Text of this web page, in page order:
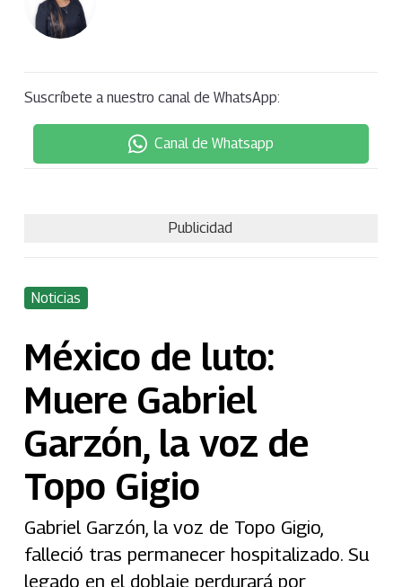
Suscríbete a nuestro canal de WhatsApp:
Canal de Whatsapp
Publicidad
Noticias
México de luto:
Muere Gabriel
Garzón, la voz de
Topo Gigio
Gabriel Garzón, la voz de Topo Gigio,
falleció tras permanecer hospitalizado. Su
legado en el doblaje perdurará por